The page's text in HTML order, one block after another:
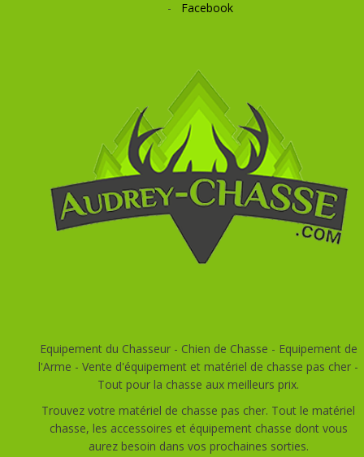
- Facebook
Equipement du Chasseur - Chien de Chasse - Equipement de
l'Arme - Vente d'équipement et matériel de chasse pas cher -
Tout pour la chasse aux meilleurs prix.
Trouvez votre matériel de chasse pas cher. Tout le matériel
chasse, les accessoires et équipement chasse dont vous
aurez besoin dans vos prochaines sorties.